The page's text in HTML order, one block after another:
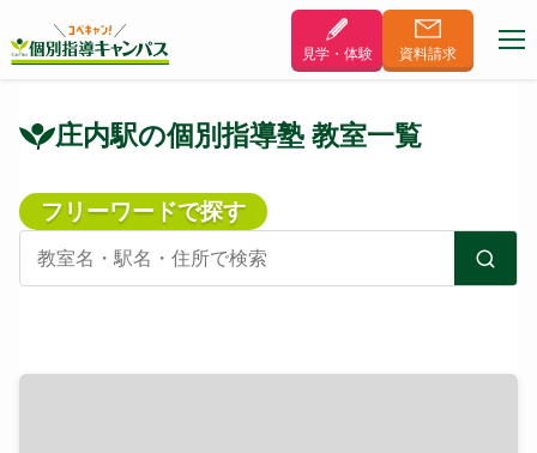
見学・体験 資料請求
庄内駅の個別指導塾 教室一覧
フリーワードで探す